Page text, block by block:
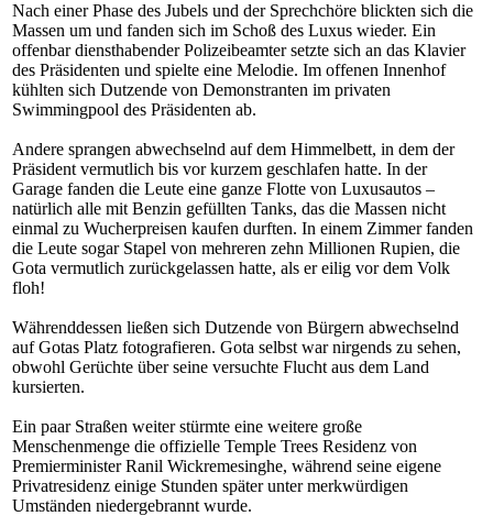
Nach einer Phase des Jubels und der Sprechchöre blickten sich die
Massen um und fanden sich im Schoß des Luxus wieder. Ein
offenbar diensthabender Polizeibeamter setzte sich an das Klavier
des Präsidenten und spielte eine Melodie. Im offenen Innenhof
kühlten sich Dutzende von Demonstranten im privaten
Swimmingpool des Präsidenten ab.
Andere sprangen abwechselnd auf dem Himmelbett, in dem der
Präsident vermutlich bis vor kurzem geschlafen hatte. In der
Garage fanden die Leute eine ganze Flotte von Luxusautos –
natürlich alle mit Benzin gefüllten Tanks, das die Massen nicht
einmal zu Wucherpreisen kaufen durften. In einem Zimmer fanden
die Leute sogar Stapel von mehreren zehn Millionen Rupien, die
Gota vermutlich zurückgelassen hatte, als er eilig vor dem Volk
floh!
Währenddessen ließen sich Dutzende von Bürgern abwechselnd
auf Gotas Platz fotografieren. Gota selbst war nirgends zu sehen,
obwohl Gerüchte über seine versuchte Flucht aus dem Land
kursierten.
Ein paar Straßen weiter stürmte eine weitere große
Menschenmenge die offizielle Temple Trees Residenz von
Premierminister Ranil Wickremesinghe, während seine eigene
Privatresidenz einige Stunden später unter merkwürdigen
Umständen niedergebrannt wurde.